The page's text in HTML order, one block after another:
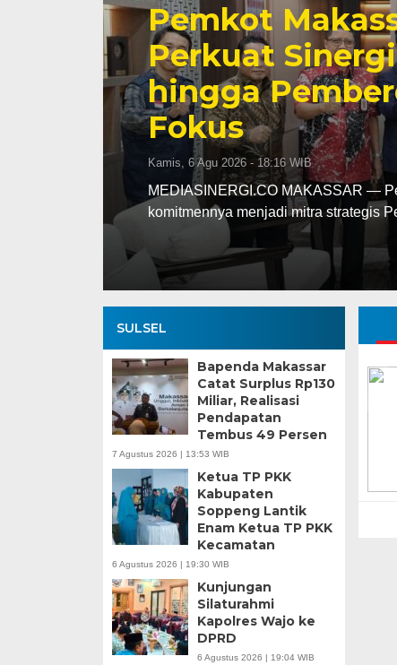
Tinjau
Supratman
Mutu Demi
Makassar
Rabu, 5 Agu 2026 - 19:50 WIB
MEDIASINERGI.CO MAKASSAR —
langsung terhadap progres renovasi
SULSEL
Bapenda Makassar
Catat Surplus Rp130
Miliar, Realisasi
Pendapatan
Tembus 49 Persen
7 Agustus 2026 | 13:53 WIB
Ketua TP PKK
Kabupaten
Soppeng Lantik
Enam Ketua TP PKK
Kecamatan
6 Agustus 2026 | 19:30 WIB
Kunjungan
Silaturahmi
Kapolres Wajo ke
DPRD
6 Agustus 2026 | 19:04 WIB